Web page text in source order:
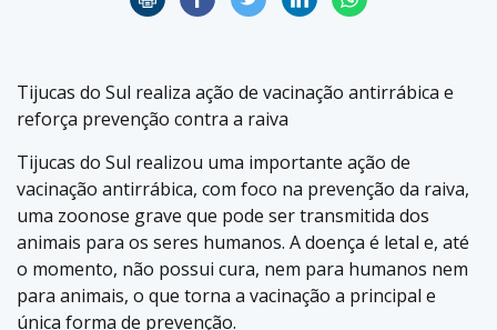
Tijucas do Sul realiza ação de vacinação antirrábica e
reforça prevenção contra a raiva
Tijucas do Sul realizou uma importante ação de
vacinação antirrábica, com foco na prevenção da raiva,
uma zoonose grave que pode ser transmitida dos
animais para os seres humanos. A doença é letal e, até
o momento, não possui cura, nem para humanos nem
para animais, o que torna a vacinação a principal e
única forma de prevenção.